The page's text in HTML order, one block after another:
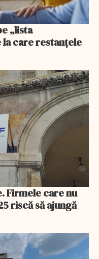
„lista
care restanțele
Firmele care nu
riscă să ajungă